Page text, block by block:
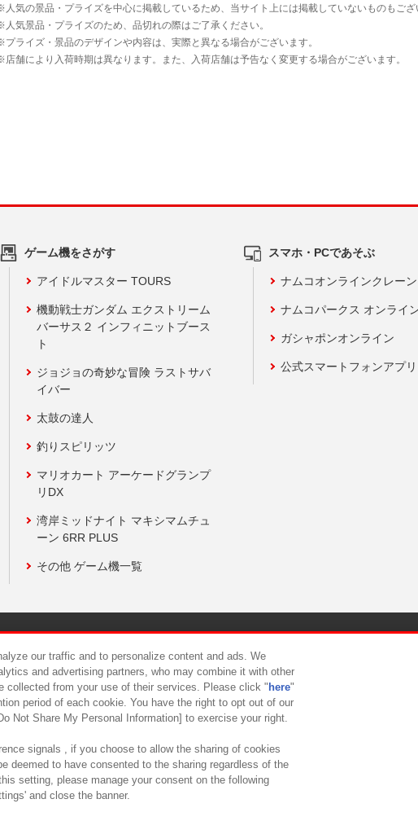
ゲーム機をさがす
アイドルマスター TOURS
機動戦士ガンダム エクストリーム
バーサス２ インフィニットブース
ト
ジョジョの奇妙な冒険 ラストサバ
イバー
太鼓の達人
釣りスピリッツ
マリオカート アーケードグランプ
リDX
湾岸ミッドナイト マキシマムチュ
ーン 6RR PLUS
その他 ゲーム機一覧
スマホ・PCであそぶ
ナムコオンラインクレーン
ナムコパークス オンライ
ガシャポンオンライン
公式スマートフォンアプリ
食品のご提供について カスタマーハラスメント対応方針
our traffic and to personalize content and ads. We
and advertising partners, who may combine it with other
collected from your use of their services. Please click " here"
period of each cookie. You have the right to opt out of our
Not Share My Personal Information] to exercise your right.
signals , if you choose to allow the sharing of cookies
deemed to have consented to the sharing regardless of the
setting, please manage your consent on the following
and close the banner.